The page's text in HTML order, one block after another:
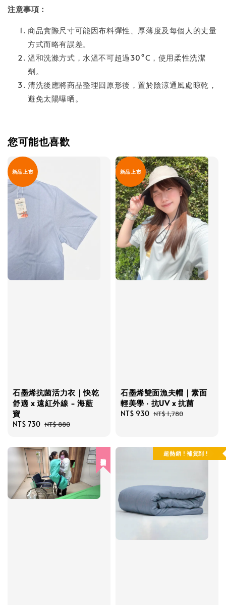
注意事項：
商品實際尺寸可能因布料彈性、厚薄度及每個人的丈量
方式而略有誤差。
溫和洗滌方式，水溫不可超過30°C，使用柔性洗潔
劑。
清洗後應將商品整理回原形後，置於陰涼通風處晾乾，
避免太陽曝晒。
您可能也喜歡
新品上市
石墨烯抗菌活力衣｜快乾
舒適 x 遠紅外線 - 海藍
寶
Sale
NT$ 730 Regular
NT$ 880
新品上市
石墨烯雙面漁夫帽｜素面
輕美學 ‧ 抗UV x 抗菌
Sale
NT$ 930 Regular
NT$ 1,780
超熱銷 ! 補貨到 !